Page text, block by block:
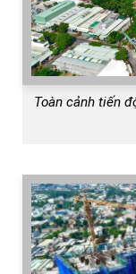
Toàn cảnh tiến